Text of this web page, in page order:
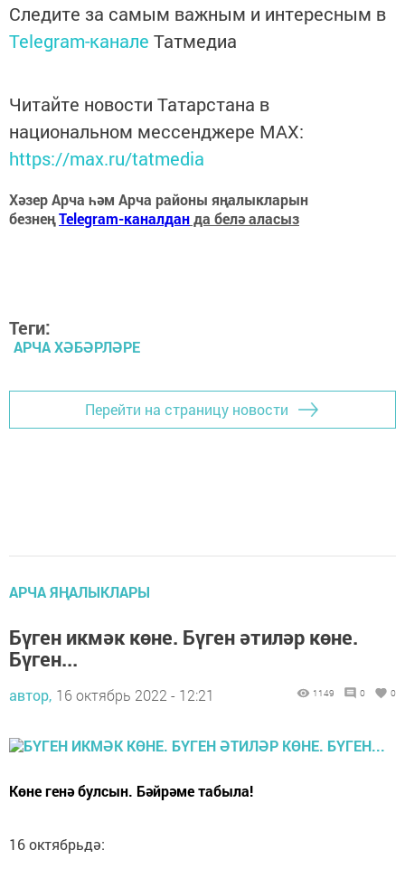
Следите за самым важным и интересным в
Telegram-канале Татмедиа
Читайте новости Татарстана в
национальном мессенджере MАХ:
https://max.ru/tatmedia
Хәзер Арча һәм Арча районы яңалыкларын
безнеңTelegram-каналданда белә аласыз
Теги:
АРЧА ХӘБӘРЛӘРЕ
Перейти на страницу новости
АРЧА ЯҢАЛЫКЛАРЫ
Бүген икмәк көне. Бүген әтиләр көне.
Бүген...
автор, 16 октябрь 2022 - 12:21 1149 0 0
Көне генә булсын. Бәйрәме табыла!
16 октябрьдә: